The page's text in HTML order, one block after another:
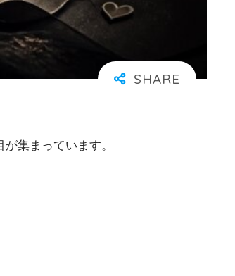
集まっています。